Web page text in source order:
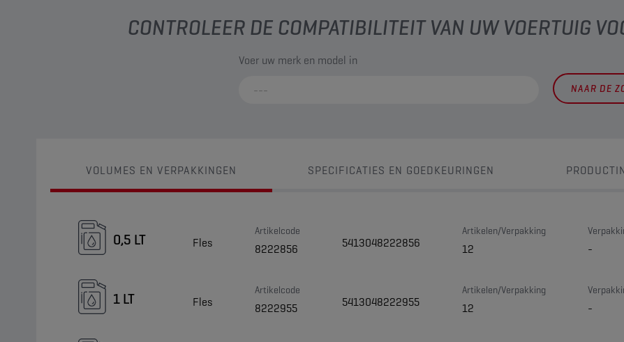
CONTROLEER DE COMPATIBILITEIT VAN UW VOERTUIG
Voer uw merk en model in
NAAR DE
VOLUMES EN VERPAKKINGEN SPECIFICATIES EN GOEDKEURINGEN
0,5 LT Fles
Artikelcode
8222856 5413048222856
Artikelen/Verpakking
12 -
1 LT Fles
Artikelcode
8222955 5413048222955
Artikelen/Verpakking
12 -